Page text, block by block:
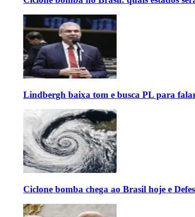
Lindbergh baixa tom e busca PL para
Ciclone bomba chega ao Brasil hoje e